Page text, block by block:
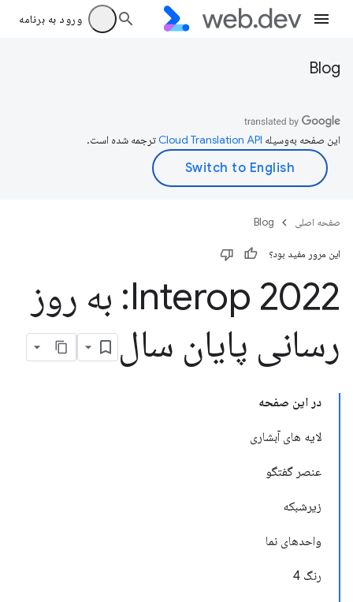
ورود به برنامه
Blog
این صفحه به‌وسیله ترجمه شده است.
صفحه اصلی Blog
این مرور مفید بود؟
Interop 2022: به روز
رسانی پایان سال
در این صفحه
لایه های آبشاری
عنصر گفتگو
زیرشبکه
واحدهای نما
رنگ 4